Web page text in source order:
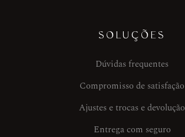
SOLUÇÕES
Dúvidas frequentes
Compromisso de satisfação
Ajustes e trocas e devolução
Entrega com seguro